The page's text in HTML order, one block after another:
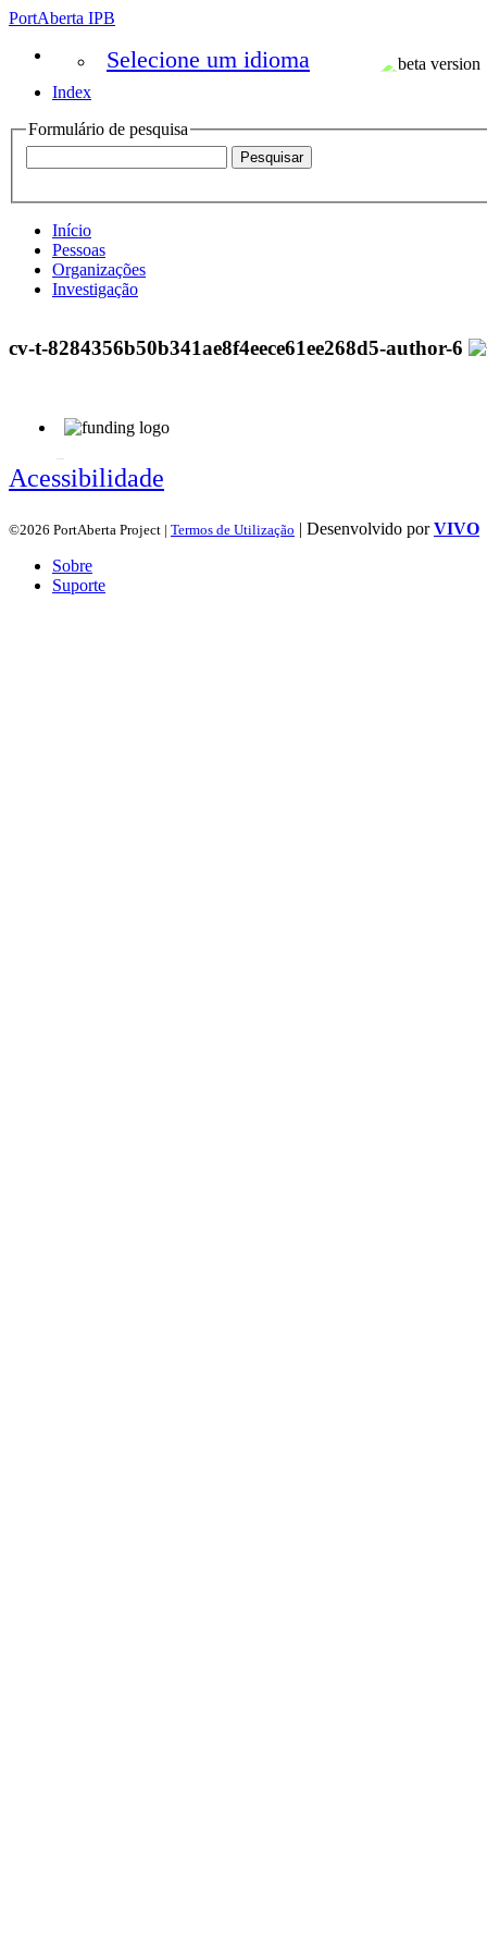
PortAberta IPB
Selecione um idioma
Index
Formulário de pesquisa
Início
Pessoas
Organizações
Investigação
cv-t-8284356b50b341ae8f4eece61ee268d5-author-6
Acessibilidade
©2026 PortAberta Project | Termos de Utilização | Desenvolvido porVIVO
Sobre
Suporte